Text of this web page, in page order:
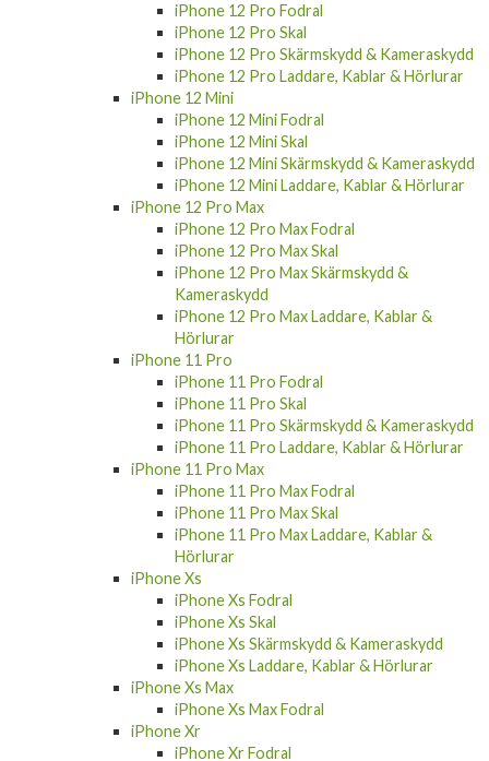
iPhone 12 Pro Fodral
iPhone 12 Pro Skal
iPhone 12 Pro Skärmskydd & Kameraskydd
iPhone 12 Pro Laddare, Kablar & Hörlurar
iPhone 12 Mini
iPhone 12 Mini Fodral
iPhone 12 Mini Skal
iPhone 12 Mini Skärmskydd & Kameraskydd
iPhone 12 Mini Laddare, Kablar & Hörlurar
iPhone 12 Pro Max
iPhone 12 Pro Max Fodral
iPhone 12 Pro Max Skal
iPhone 12 Pro Max Skärmskydd &
Kameraskydd
iPhone 12 Pro Max Laddare, Kablar &
Hörlurar
iPhone 11 Pro
iPhone 11 Pro Fodral
iPhone 11 Pro Skal
iPhone 11 Pro Skärmskydd & Kameraskydd
iPhone 11 Pro Laddare, Kablar & Hörlurar
iPhone 11 Pro Max
iPhone 11 Pro Max Fodral
iPhone 11 Pro Max Skal
iPhone 11 Pro Max Laddare, Kablar &
Hörlurar
iPhone Xs
iPhone Xs Fodral
iPhone Xs Skal
iPhone Xs Skärmskydd & Kameraskydd
iPhone Xs Laddare, Kablar & Hörlurar
iPhone Xs Max
iPhone Xs Max Fodral
iPhone Xr
iPhone Xr Fodral